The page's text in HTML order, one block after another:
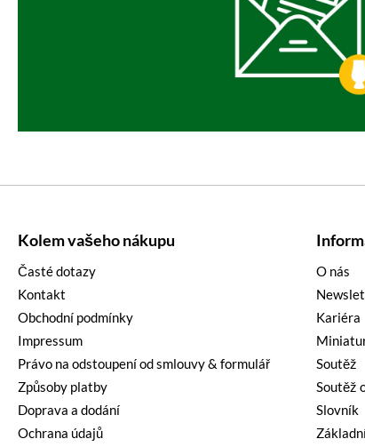
Kolem vašeho nákupu
Časté dotazy
Kontakt
Obchodní podmínky
Impressum
Právo na odstoupení od smlouvy & formulář
Způsoby platby
Doprava a dodání
Ochrana údajů
O nás
Kariéra
Soutěž
Soutěž
Slovník